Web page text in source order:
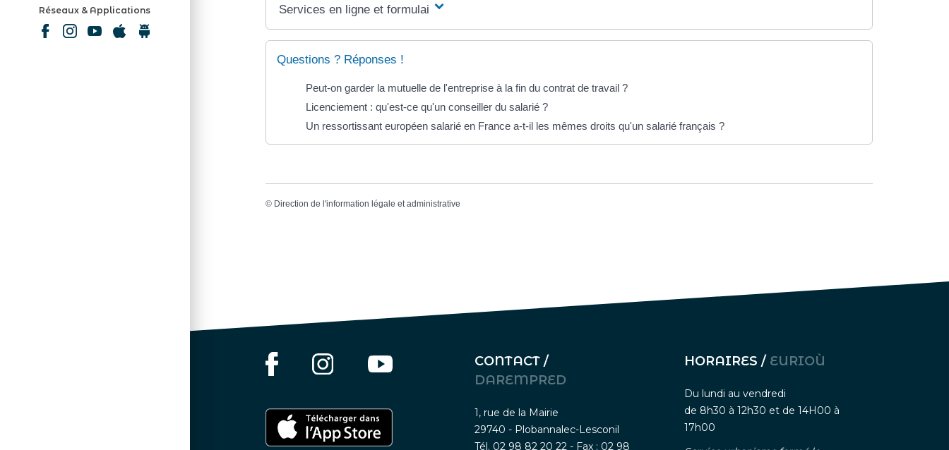
Réseaux & Applications Services en ligne et formulaires
Questions ? Réponses !
Peut-on garder la mutuelle de l'entreprise à la fin du contrat de travail ?
Licenciement : qu'est-ce qu'un conseiller du salarié ?
Un ressortissant européen salarié en France a-t-il les mêmes droits qu'un salarié français ?
© Direction de l'information légale et administrative
CONTACT /
DAREMPRED
1, rue de la Mairie
29740 - Plobannalec-Lesconil
Tél. 02 98 82 20 22 - Fax : 02 98
HORAIRES / EURIOÙ
Du lundi au vendredi
de 8h30 à 12h30 et de 14H00 à
17h00